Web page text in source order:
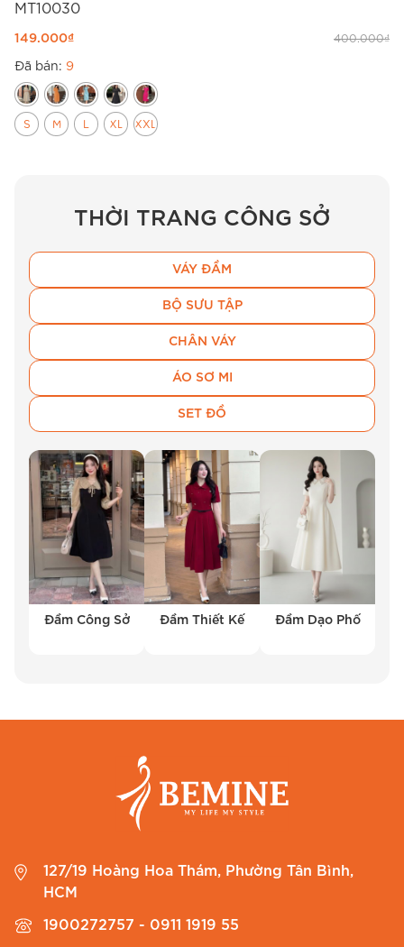
MT10030
149.000₫ 400.000₫
Đã bán: 9
S M L XL XXL
THỜI TRANG CÔNG SỞ
VÁY ĐẦM
BỘ SƯU TẬP
CHÂN VÁY
ÁO SƠ MI
SET ĐỒ
Đầm Công Sở Đầm Thiết Kế Đầm Dạo Phố
127/19 Hoàng Hoa Thám, Phường Tân Bình,
HCM
1900272757 - 0911 1919 55